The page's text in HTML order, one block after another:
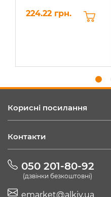
224.22 грн.
Корисні посилання
Контакти
050 201-80-92
(дзвінки безкоштовні)
emarket@alkiv.ua